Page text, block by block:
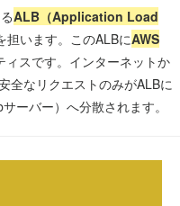
ALB（Application Load
担います。このALBにAWS
スです。インターネットか
全なリクエストのみがALBに
ーバー）へ分散されます。